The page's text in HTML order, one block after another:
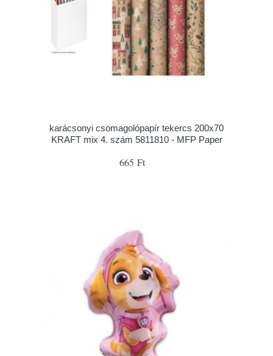
karácsonyi csomagolópapír tekercs 200x70
KRAFT mix 4. szám 5811810 - MFP Paper
665 Ft